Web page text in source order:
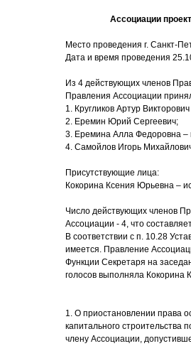
Ассоциации
Место проведения г. Санкт-
Дата и время проведения
Из 4 действующих членов
Правления Ассоциации
1. Кругликов Артур
2. Еремин Юрий Сергеевич;
3. Еремина Алла Федоровна –
4. Самойлов Игорь
Присутствующие лица:
Кокорина Ксения Юрьевна –
Число действующих членов
Ассоциации - 4, что
В соответствии с п. 10.28
имеется. Правление
Функции Секретаря на
голосов выполняла Кокорина
1. О приостановлении права
капитального строительства
члену Ассоциации,